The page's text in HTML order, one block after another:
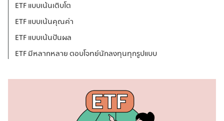
ETF แบบเน้นเติบโต
ETF แบบเน้นคุณค่า
ETF แบบเน้นปันผล
ETF มีหลากหลาย ตอบโจทย์นักลงทุนทุกรูปแบบ